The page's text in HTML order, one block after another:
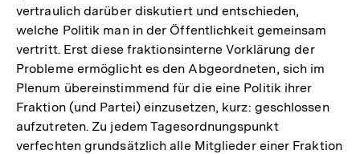
vertraulich darüber diskutiert und entschieden,
welche Politik man in der Öffentlichkeit gemeinsam
vertritt. Erst diese fraktionsinterne Vorklärung der
Probleme ermöglicht es den Abgeordneten, sich im
Plenum übereinstimmend für die eine Politik ihrer
Fraktion (und Partei) einzusetzen, kurz: geschlossen
aufzutreten. Zu jedem Tagesordnungspunkt
verfechten grundsätzlich alle Mitglieder einer Fraktion